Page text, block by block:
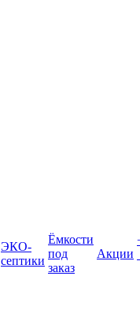
ЭКО-
септики
Ёмкости
под
заказ
Акции